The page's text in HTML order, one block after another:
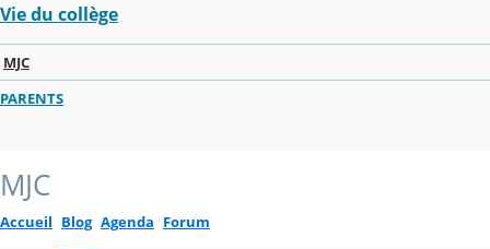
Vie du collège
MJC
PARENTS
MJC
Accueil Blog Agenda Forum